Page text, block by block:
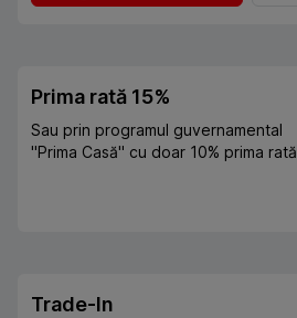
Prima rată 15%
Sau prin programul guvernamental
"Prima Casă" cu doar 10% prima rată
Trade-In